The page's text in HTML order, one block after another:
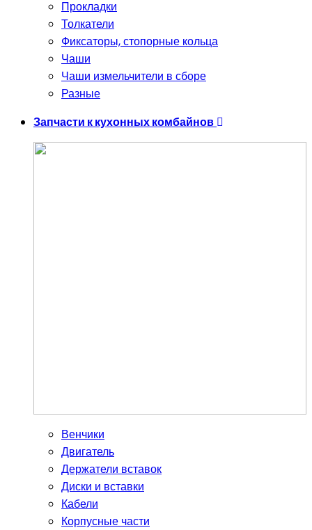
Прокладки
Толкатели
Фиксаторы, стопорные кольца
Чаши
Чаши измельчители в сборе
Разные
Запчасти к кухонных комбайнов
Венчики
Двигатель
Держатели вставок
Диски и вставки
Кабели
Корпусные части